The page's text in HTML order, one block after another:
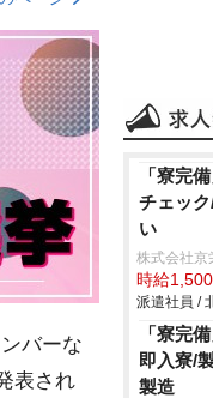
バーな
表され
「寮完
チェッ
い
株式会社京
時給
派遣社員 /
「寮完
即入寮/
製造